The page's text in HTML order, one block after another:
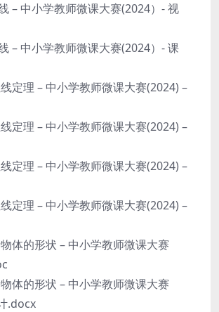
– 中小学教师微课大赛(2024）- 视
– 中小学教师微课大赛(2024）- 课
定理 – 中小学教师微课大赛(2024) –
定理 – 中小学教师微课大赛(2024) –
定理 – 中小学教师微课大赛(2024) –
定理 – 中小学教师微课大赛(2024) –
体的形状 – 中小学教师微课大赛
体的形状 – 中小学教师微课大赛
.docx